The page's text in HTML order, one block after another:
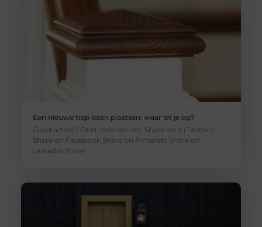
Een nieuwe trap laten plaatsen: waar let je op?
Goed artikel? Deel hem dan op: Share on X (Twitter)
Share on Facebook Share on Pinterest Share on
LinkedIn Share